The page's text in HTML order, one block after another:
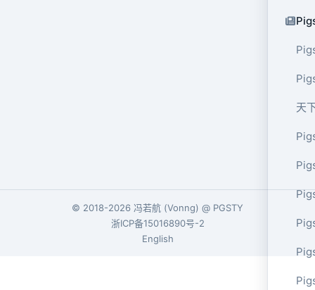
天
© 2018-2026 冯若航 (Vonng) @ PGSTY
浙ICP备15016890号-2
English